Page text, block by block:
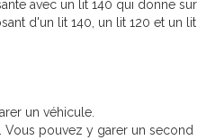
avec un lit 140 qui donne sur
d'un lit 140, un lit 120 et un lit
un véhicule.
Vous pouvez y garer un second